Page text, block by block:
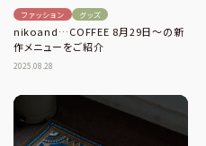
ファッション グッズ
nikoand…COFFEE 8月29日〜の新
作メニューをご紹介
2025.08.28